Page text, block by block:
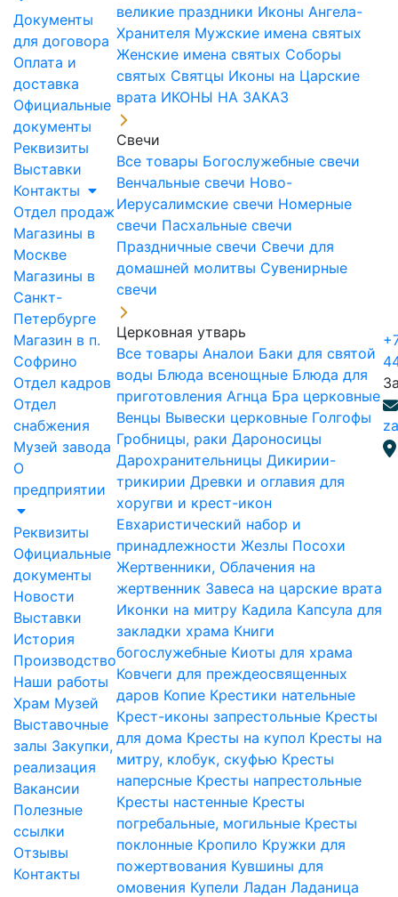
Документы
для договора
Оплата и
доставка
Официальные
документы
Реквизиты
Выставки
Контакты
Отдел продаж
Магазины в
Москве
Магазины в
Санкт-
Петербурге
Магазин в п.
Софрино
Отдел кадров
Отдел
снабжения
Музей завода
О
предприятии
Реквизиты
Официальные
документы
Новости
Выставки
История
Производство
Наши работы
Храм Музей
Выставочные
залы Закупки,
реализация
Вакансии
Полезные
ссылки
Отзывы
Контакты
великие праздники Иконы Ангела-
Хранителя Мужские имена святых
Женские имена святых Соборы
святых Святцы Иконы на Царские
врата ИКОНЫ НА ЗАКАЗ
Свечи
Все товары Богослужебные свечи
Венчальные свечи Ново-
Иерусалимские свечи Номерные
свечи Пасхальные свечи
Праздничные свечи Свечи для
домашней молитвы Сувенирные
свечи
Церковная утварь
Все товары Аналои Баки для святой
воды Блюда всенощные Блюда для
приготовления Агнца Бра церковные
Венцы Вывески церковные Голгофы
Гробницы, раки Дароносицы
Дарохранительницы Дикирии-
трикирии Древки и оглавия для
хоругви и крест-икон
Евхаристический набор и
принадлежности Жезлы Посохи
Жертвенники, Облачения на
жертвенник Завеса на царские врата
Иконки на митру Кадила Капсула для
закладки храма Книги
богослужебные Киоты для храма
Ковчеги для преждеосвященных
даров Копие Крестики нательные
Крест-иконы запрестольные Кресты
для дома Кресты на купол Кресты на
митру, клобук, скуфью Кресты
наперсные Кресты напрестольные
Кресты настенные Кресты
погребальные, могильные Кресты
поклонные Кропило Кружки для
пожертвования Кувшины для
омовения Купели Ладан Ладаница